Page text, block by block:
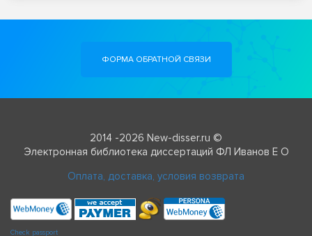
ФОРМА ОБРАТНОЙ СВЯЗИ
2014 -2026 New-disser.ru ©
Электронная библиотека диссертаций ФЛ Иванов Е О
Оплата, доставка, условия возврата
Check passport